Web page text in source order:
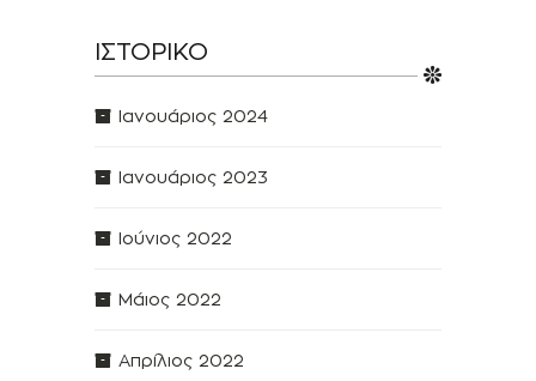
ΙΣΤΟΡΙΚΌ
Ιανουάριος 2024
Ιανουάριος 2023
Ιούνιος 2022
Μάιος 2022
Απρίλιος 2022